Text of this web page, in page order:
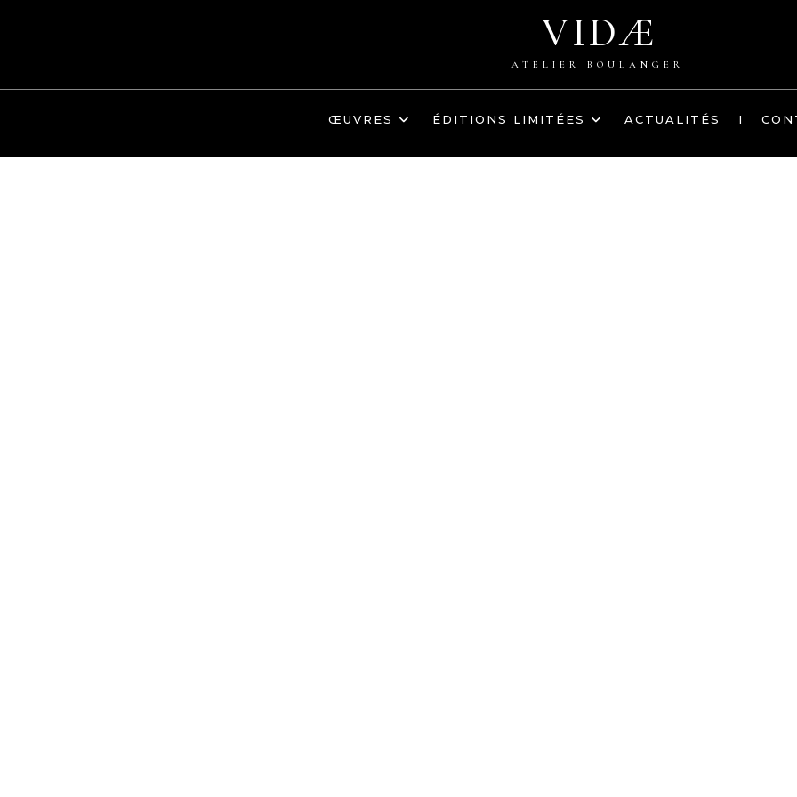
VIDÆ
ATELIER BOULANGER
ŒUVRES ÉDITIONS LIMITÉES ACTUALITÉS I